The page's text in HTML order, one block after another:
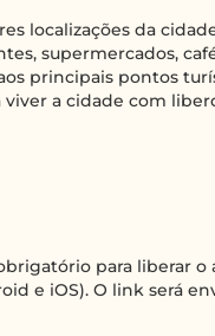
localizações da
supermercados,
principais pontos
viver a cidade com
para liberar o
e iOS). O link será